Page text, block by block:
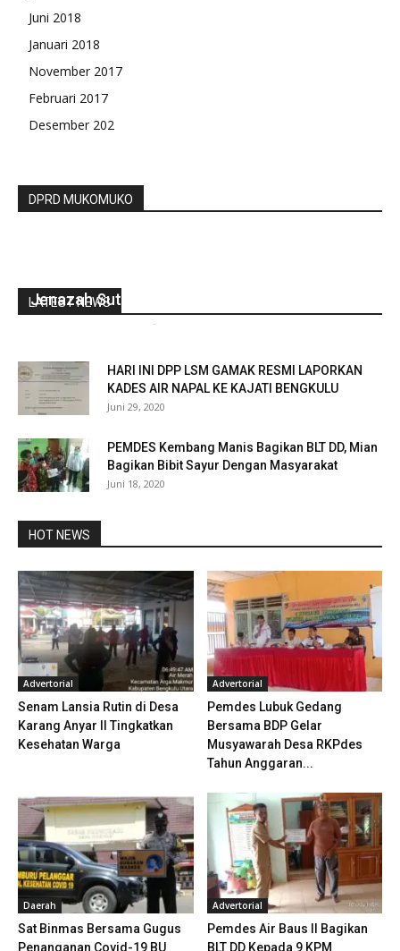
Juni 2018
Januari 2018
November 2017
Februari 2017
Desember 202
DPRD MUKOMUKO
LATEST NEWS
Jenazah Sutopo Akan Dimakamkan Di Boyolali
-
HARI INI DPP LSM GAMAK RESMI LAPORKAN
KADES AIR NAPAL KE KAJATI BENGKULU
Juni 29, 2020
PEMDES Kembang Manis Bagikan BLT DD, Mian
Bagikan Bibit Sayur Dengan Masyarakat
Juni 18, 2020
HOT NEWS
Advertorial
Senam Lansia Rutin di Desa
Karang Anyar II Tingkatkan
Kesehatan Warga
Advertorial
Pemdes Lubuk Gedang
Bersama BDP Gelar
Musyawarah Desa RKPdes
Tahun Anggaran...
Daerah
Sat Binmas Bersama Gugus
Penanganan Covid-19 BU
Advertorial
Pemdes Air Baus ll Bagikan
BLT DD Kepada 9 KPM